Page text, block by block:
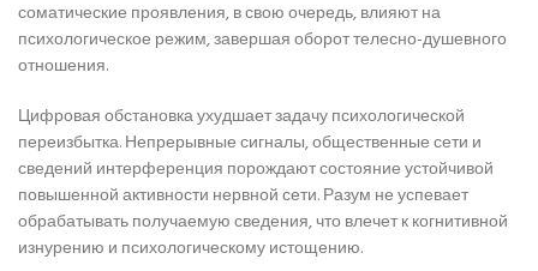
соматические проявления, в свою очередь, влияют на
психологическое режим, завершая оборот телесно-душевного
отношения.
Цифровая обстановка ухудшает задачу психологической
переизбытка. Непрерывные сигналы, общественные сети и
сведений интерференция порождают состояние устойчивой
повышенной активности нервной сети. Разум не успевает
обрабатывать получаемую сведения, что влечет к когнитивной
изнурению и психологическому истощению.